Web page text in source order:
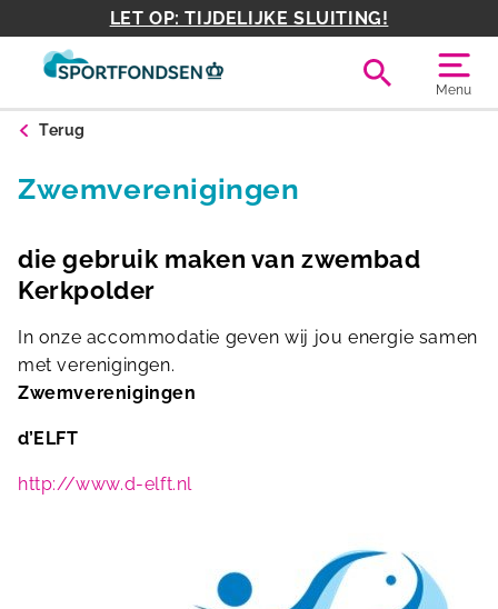
LET OP: TIJDELIJKE SLUITING!
Menu
Terug
Zwemverenigingen
die gebruik maken van zwembad
Kerkpolder
In onze accommodatie geven wij jou energie samen
met verenigingen.
Zwemverenigingen
d’ELFT
http://www.d-elft.nl